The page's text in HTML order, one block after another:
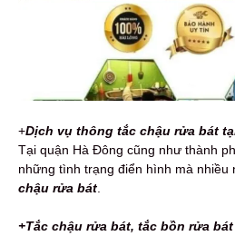
+Dịch vụ thông tắc chậu rửa bát
Tại quận Hà Đông cũng như thành
những tình trạng điển hình mà nhiều
chậu rửa bát
+Tắc chậu rửa bát, tắc bồn rửa bát